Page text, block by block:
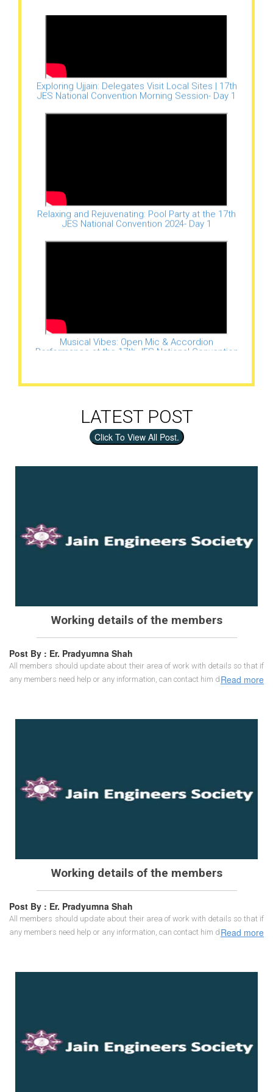
LATEST POST
Click To View All Post.
Working details of the members
Post By : Er. Pradyumna Shah
Read more
All members should update about their area of work with details so that if
any members need help or any information, can contact him directly.
Working details of the members
Post By : Er. Pradyumna Shah
Read more
All members should update about their area of work with details so that if
any members need help or any information, can contact him directly.